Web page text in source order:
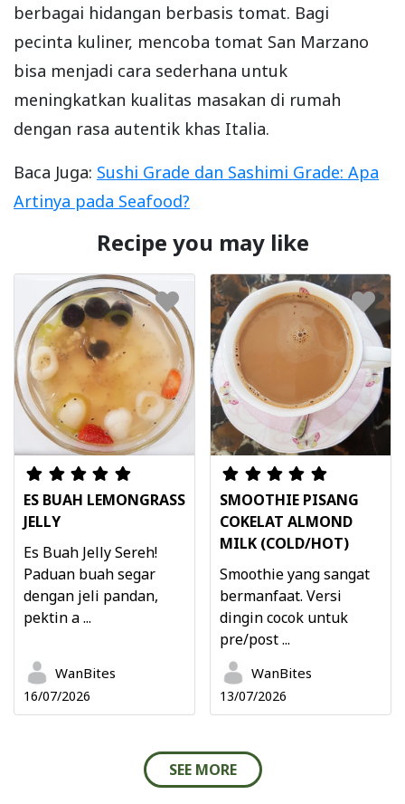
berbagai hidangan berbasis tomat. Bagi
pecinta kuliner, mencoba tomat San Marzano
bisa menjadi cara sederhana untuk
meningkatkan kualitas masakan di rumah
dengan rasa autentik khas Italia.
Baca Juga: Sushi Grade dan Sashimi Grade: Apa
Artinya pada Seafood?
Recipe you may like
ES BUAH LEMONGRASS
JELLY
Es Buah Jelly Sereh!
Paduan buah segar
dengan jeli pandan,
pektin a ...
WanBites
16/07/2026
SMOOTHIE PISANG
COKELAT ALMOND
MILK (COLD/HOT)
Smoothie yang sangat
bermanfaat. Versi
dingin cocok untuk
pre/post ...
WanBites
13/07/2026
SEE MORE